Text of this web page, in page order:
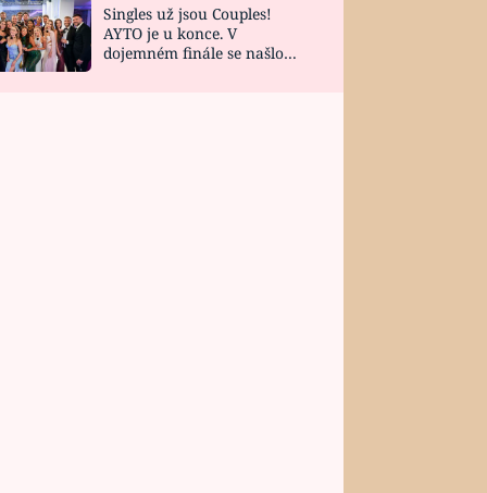
Singles už jsou Couples!
AYTO je u konce. V
dojemném finále se našlo